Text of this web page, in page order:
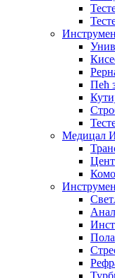
Пећ
Медицал